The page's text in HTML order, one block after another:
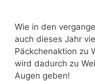
Wie in den
auch dieses Jahr
Päckchenaktion zu
wird dadurch zu
Augen geben!